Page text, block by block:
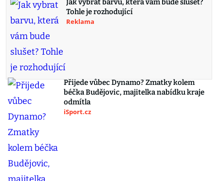
Jak vybrat barvu, která vám bude slušet?
Tohle je rozhodující
Reklama
Přijede vůbec Dynamo? Zmatky kolem
béčka Budějovic, majitelka nabídku kraje
odmítla
iSport.cz